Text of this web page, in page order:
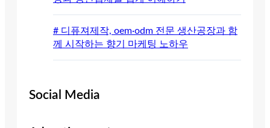
# 디퓨져제작, oem·odm 전문 생산공장과 함
께 시작하는 향기 마케팅 노하우
Social Media